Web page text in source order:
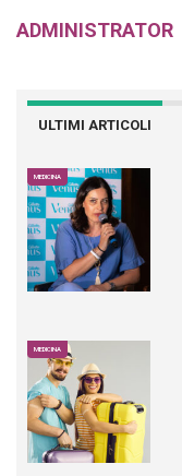
ADMINISTRATOR
ULTIMI ARTICOLI
MEDICINA
MEDICINA